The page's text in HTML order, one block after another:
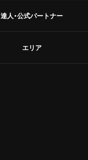
達人・公式パートナー
エリア